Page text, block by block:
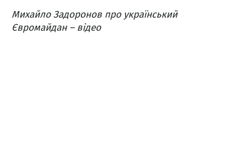
Михайло Задоронов про український
Євромайдан – відео